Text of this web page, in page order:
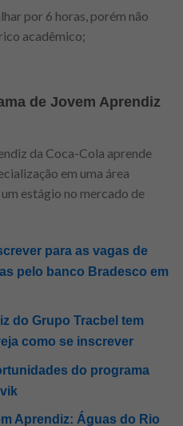
por 6 horas, porém não
acadêmico;
de Jovem Aprendiz
da Coca-Cola aprende
em uma área
estágio no mercado de
para as vagas de
pelo banco Bradesco em
do Grupo Tracbel tem
como se inscrever
do programa
Aprendiz: Águas do Rio